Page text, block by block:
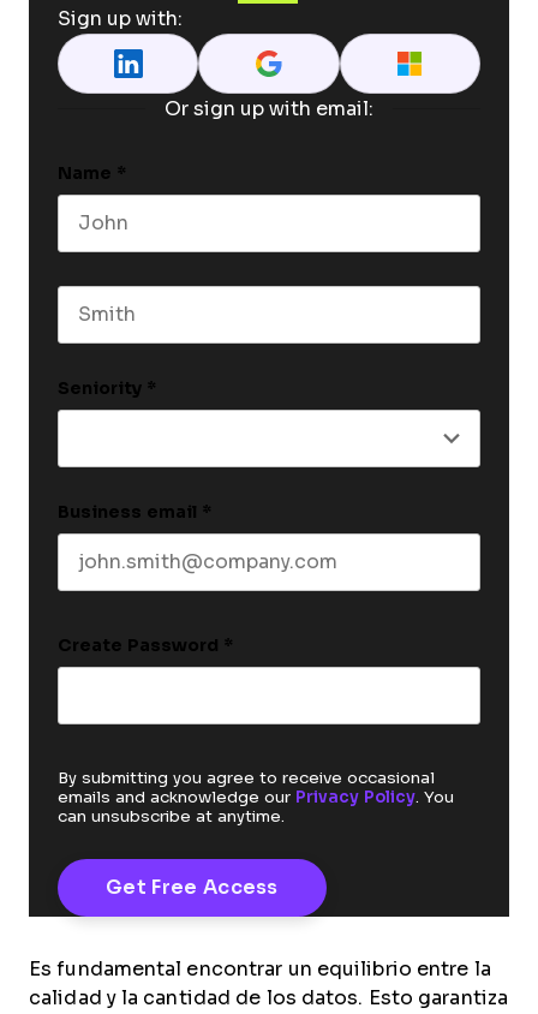
Sign up with:
Or sign up with email:
Name *
Seniority *
Business email *
Create Password *
By submitting you agree to receive occasional
emails and acknowledge our Privacy Policy. You
can unsubscribe at anytime.
Es fundamental encontrar un equilibrio entre la
calidad y la cantidad de los datos. Esto garantiza